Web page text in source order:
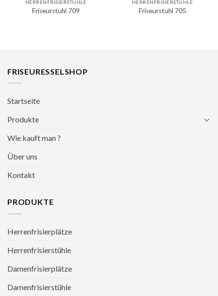
HERRENFRISIERSTÜHLE
Friseurstuhl 709
HERRENFRISIERSTÜHLE
Friseurstuhl 705
FRISEURESSELSHOP
Startseite
Produkte
Wie kauft man ?
Über uns
Kontakt
PRODUKTE
Herrenfrisierplätze
Herrenfrisierstühle
Damenfrisierplätze
Damenfrisierstühle